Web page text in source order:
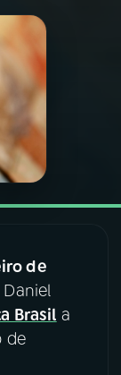
de
Daniel
Brasil a
de